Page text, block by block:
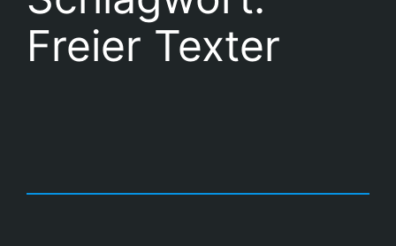
Freier Texter